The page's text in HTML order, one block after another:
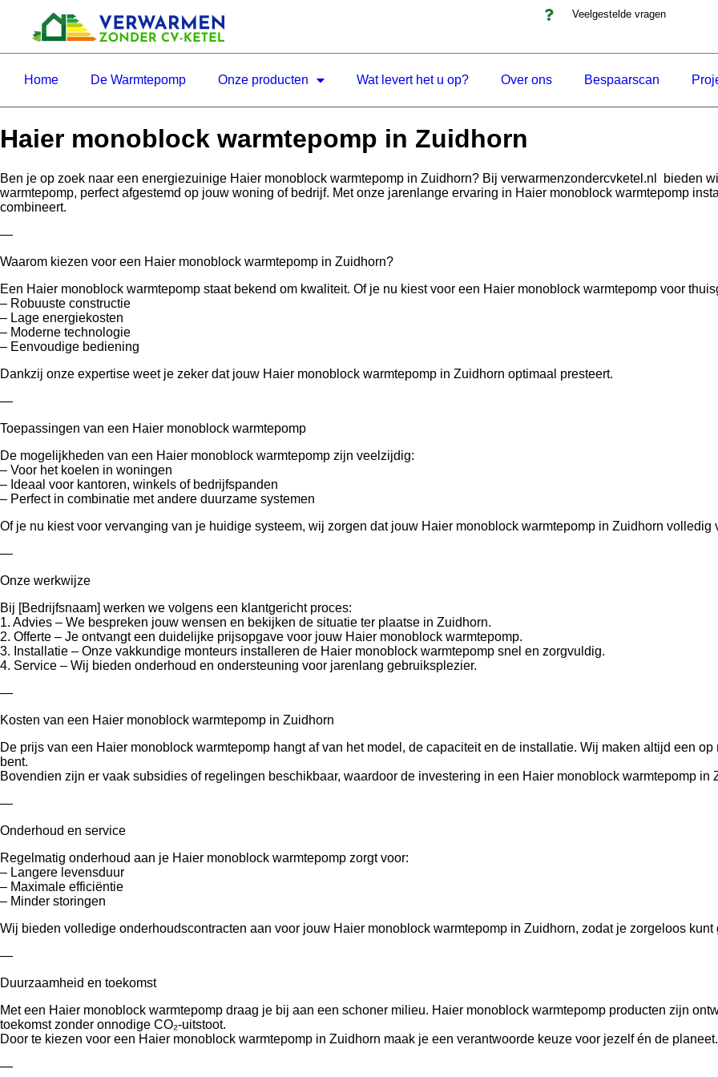
Veelgestelde vragen
Home De Warmtepomp Onze producten Wat levert het u op? Over ons Bespaarscan
Haier monoblock warmtepomp in Zuidhorn
Ben je op zoek naar een energiezuinige Haier monoblock warmtepomp in Zuidhorn? Bij verwarmenzondercvketel.nl bieden
warmtepomp, perfect afgestemd op jouw woning of bedrijf. Met onze jarenlange ervaring in Haier monoblock warmtepomp
combineert.
—
Waarom kiezen voor een Haier monoblock warmtepomp in Zuidhorn?
Een Haier monoblock warmtepomp staat bekend om kwaliteit. Of je nu kiest voor een Haier monoblock warmtepomp voor
– Robuuste constructie
– Lage energiekosten
– Moderne technologie
– Eenvoudige bediening
Dankzij onze expertise weet je zeker dat jouw Haier monoblock warmtepomp in Zuidhorn optimaal presteert.
—
Toepassingen van een Haier monoblock warmtepomp
De mogelijkheden van een Haier monoblock warmtepomp zijn veelzijdig:
– Voor het koelen in woningen
– Ideaal voor kantoren, winkels of bedrijfspanden
– Perfect in combinatie met andere duurzame systemen
Of je nu kiest voor vervanging van je huidige systeem, wij zorgen dat jouw Haier monoblock warmtepomp in Zuidhorn volledig
—
Onze werkwijze
Bij [Bedrijfsnaam] werken we volgens een klantgericht proces:
1. Advies – We bespreken jouw wensen en bekijken de situatie ter plaatse in Zuidhorn.
2. Offerte – Je ontvangt een duidelijke prijsopgave voor jouw Haier monoblock warmtepomp.
3. Installatie – Onze vakkundige monteurs installeren de Haier monoblock warmtepomp snel en zorgvuldig.
4. Service – Wij bieden onderhoud en ondersteuning voor jarenlang gebruiksplezier.
—
Kosten van een Haier monoblock warmtepomp in Zuidhorn
De prijs van een Haier monoblock warmtepomp hangt af van het model, de capaciteit en de installatie. Wij maken altijd een
bent.
Bovendien zijn er vaak subsidies of regelingen beschikbaar, waardoor de investering in een Haier monoblock warmtepomp in
—
Onderhoud en service
Regelmatig onderhoud aan je Haier monoblock warmtepomp zorgt voor:
– Langere levensduur
– Maximale efficiëntie
– Minder storingen
Wij bieden volledige onderhoudscontracten aan voor jouw Haier monoblock warmtepomp in Zuidhorn, zodat je zorgeloos
—
Duurzaamheid en toekomst
Met een Haier monoblock warmtepomp draag je bij aan een schoner milieu. Haier monoblock warmtepomp producten zijn
toekomst zonder onnodige CO₂-uitstoot.
Door te kiezen voor een Haier monoblock warmtepomp in Zuidhorn maak je een verantwoorde keuze voor jezelf én de planeet.
—